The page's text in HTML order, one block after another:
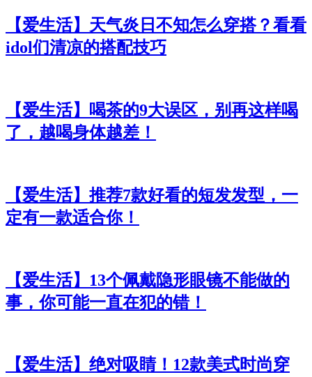
【爱生活】天气炎日不知怎么穿搭？看看
idol们清凉的搭配技巧
【爱生活】喝茶的9大误区，别再这样喝
了，越喝身体越差！
【爱生活】推荐7款好看的短发发型，一
定有一款适合你！
【爱生活】13个佩戴隐形眼镜不能做的
事，你可能一直在犯的错！
【爱生活】绝对吸睛！12款美式时尚穿